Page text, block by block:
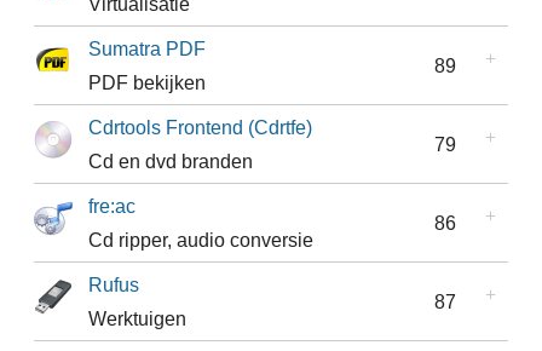
Sumatra PDF
PDF bekijken
89
Cdrtools Frontend (Cdrtfe)
Cd en dvd branden
79
fre:ac
Cd ripper, audio conversie
86
Rufus
Werktuigen
87